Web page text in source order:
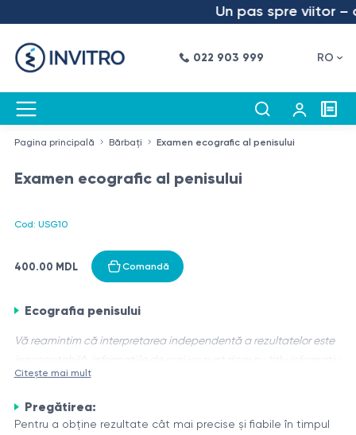
Un pas spre viitor –
022 903 999 RO
Pagina principală Bărbați Examen ecografic al penisului
Examen ecografic al penisului
Cod: USG10
400.00 MDL Comandă
Ecografia penisului
Vă reamintim că interpretarea independentă a rezultatelor este
diagnostic care se folosește pentru vizualizarea anatomiei și
evaluarea stării acestui organ. Permite medicilor să
Citește mai mult
Pregătirea:
Pentru a obține rezultate cât mai precise și fiabile în timpul